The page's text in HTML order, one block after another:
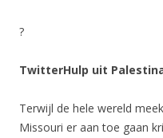
?
TwitterHulp uit
Terwijl de hele wereld
Missouri er aan toe gaan